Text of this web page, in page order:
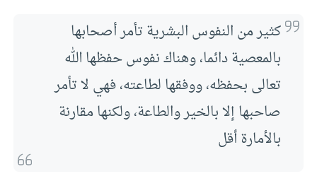
كثير من النفوس البشرية تأمر أصحابها
بالمعصية دائما، وهناك نفوس حفظها الله
تعالى بحفظه، ووفقها لطاعته، فهي لا تأمر
صاحبها إلا بالخير والطاعة، ولكنها مقارنة
بالأمارة أقل